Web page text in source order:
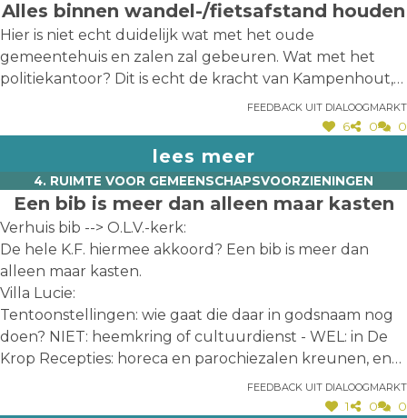
Alles binnen wandel-/fietsafstand houden
Hier is niet echt duidelijk wat met het oude
gemeentehuis en zalen zal gebeuren. Wat met het
politiekantoor? Dit is echt de kracht van Kampenhout,
alles binnen wandel-/fietsafstand hebben.Feedback uit dialoogmarkt
6 0 0
lees meer
4. RUIMTE VOOR GEMEENSCHAPSVOORZIENINGEN
Een bib is meer dan alleen maar kasten
Verhuis bib --> O.L.V.-kerk:
De hele K.F. hiermee akkoord? Een bib is meer dan
alleen maar kasten.
Villa Lucie:
Tentoonstellingen: wie gaat die daar in godsnaam nog
doen? NIET: heemkring of cultuurdienst - WEL: in De
Krop Recepties: horeca en parochiezalen kreunen, en
dan gaat gemeente dit overnemen? Onbegrijpelijk!
Feedback uit dialoogmarkt
1 0 0